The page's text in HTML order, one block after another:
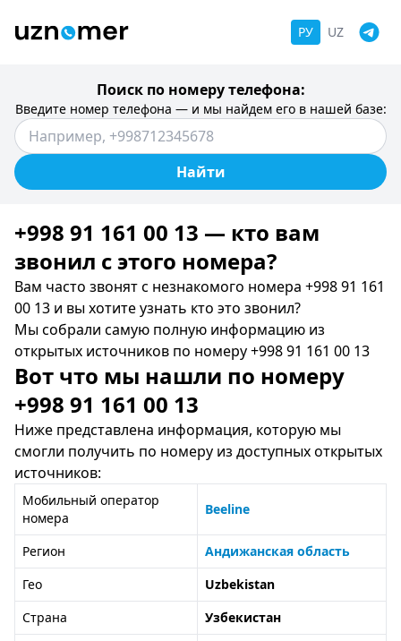
РУ UZ
Поиск по номеру телефона:
Введите номер телефона — и мы найдем его в нашей базе:
Найти
+998 91 161 00 13 — кто вам
звонил c этого номера?
Вам часто звонят с незнакомого номера +998 91 161
00 13 и вы хотите узнать кто это звонил?
Мы собрали самую полную информацию из
открытых источников по номеру +998 91 161 00 13
Вот что мы нашли по номеру
+998 91 161 00 13
Ниже представлена информация, которую мы
смогли получить по номеру из доступных открытых
источников:
Мобильный оператор
номера
Beeline
Регион
Андижанская область
Гео
Uzbekistan
Страна
Узбекистан